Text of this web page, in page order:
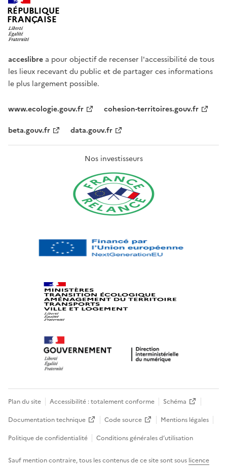
RÉPUBLIQUE
FRANÇAISE
acceslibre a pour objectif de recenser l'accessibilité de tous
les lieux recevant du public et de partager ces informations
le plus largement possible.
www.ecologie.gouv.fr
cohesion-territoires.gouv.fr
beta.gouv.fr
data.gouv.fr
Nos investisseurs
Plan du site Accessibilité : totalement conforme
Schéma
Documentation technique
Code source
Mentions légales
Politique de confidentialité
Conditions générales d’utilisation
Sauf mention contraire, tous les contenus de ce site sont sous licence